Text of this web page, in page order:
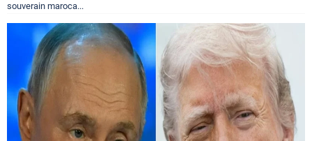
souverain maroca...